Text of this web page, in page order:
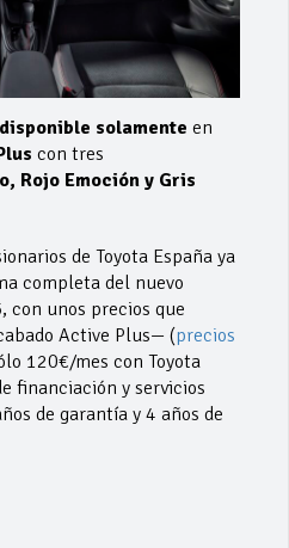
disponible solamente en
con tres
Rojo Emoción y Gris
de Toyota España ya
completa del nuevo
con unos precios que
Active Plus— (precios
120€/mes con Toyota
financiación y servicios
de garantía y 4 años de